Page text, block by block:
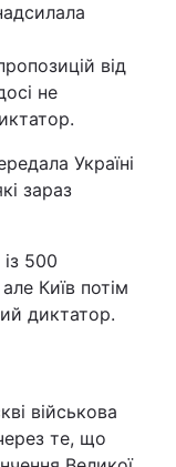
від
не
Україні
зараз
500
Київ потім
диктатор.
військова
те, що